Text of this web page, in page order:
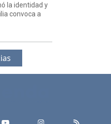
la identidad y
convoca a